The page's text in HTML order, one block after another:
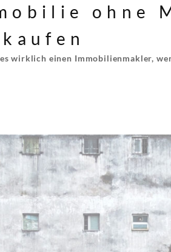
ohne
wirklich einen Immobilienmakler,